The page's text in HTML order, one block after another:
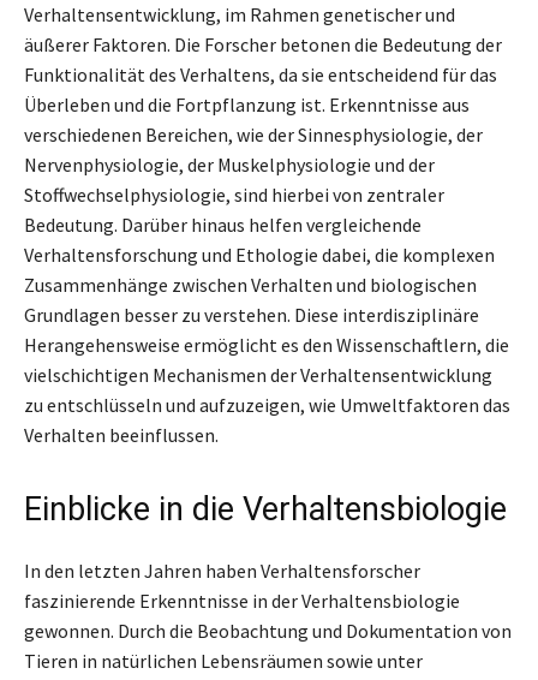
Verhaltensentwicklung, im Rahmen genetischer und
äußerer Faktoren. Die Forscher betonen die Bedeutung der
Funktionalität des Verhaltens, da sie entscheidend für das
Überleben und die Fortpflanzung ist. Erkenntnisse aus
verschiedenen Bereichen, wie der Sinnesphysiologie, der
Nervenphysiologie, der Muskelphysiologie und der
Stoffwechselphysiologie, sind hierbei von zentraler
Bedeutung. Darüber hinaus helfen vergleichende
Verhaltensforschung und Ethologie dabei, die komplexen
Zusammenhänge zwischen Verhalten und biologischen
Grundlagen besser zu verstehen. Diese interdisziplinäre
Herangehensweise ermöglicht es den Wissenschaftlern, die
vielschichtigen Mechanismen der Verhaltensentwicklung
zu entschlüsseln und aufzuzeigen, wie Umweltfaktoren das
Verhalten beeinflussen.
Einblicke in die Verhaltensbiologie
In den letzten Jahren haben Verhaltensforscher
faszinierende Erkenntnisse in der Verhaltensbiologie
gewonnen. Durch die Beobachtung und Dokumentation von
Tieren in natürlichen Lebensräumen sowie unter